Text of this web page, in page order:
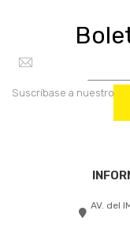
Suscríbase a nuestro
AV. del